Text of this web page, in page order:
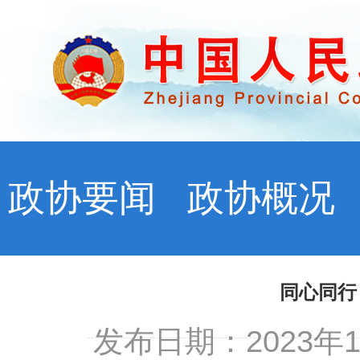
政协要闻 政协概况
同心同
发布日期：2023